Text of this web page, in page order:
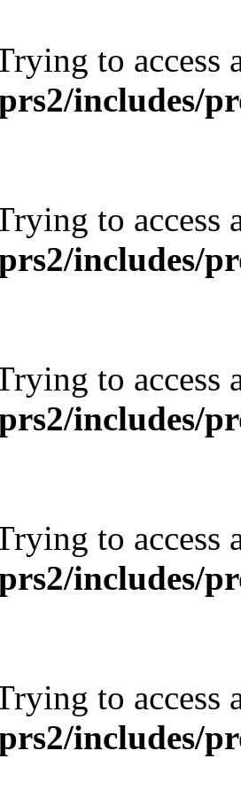
to access
includes/
to access
includes/
to access
includes/
to access
includes/
to access
includes/